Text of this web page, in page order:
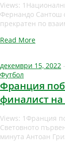
Views:
Фернандо Сантош
прекратен по
Read More
декември 15, 2022 -
Футбол
Франция
финалист
Views: 1Франция
Световното
минута Антоан